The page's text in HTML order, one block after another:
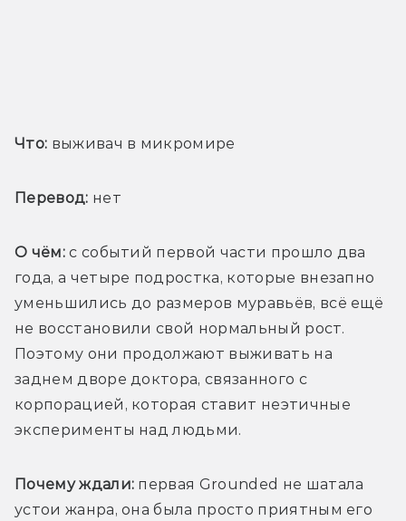
Что: выживач в микромире
Перевод: нет
О чём: с событий первой части прошло два
года, а четыре подростка, которые внезапно
уменьшились до размеров муравьёв, всё ещё
не восстановили свой нормальный рост.
Поэтому они продолжают выживать на
заднем дворе доктора, связанного с
корпорацией, которая ставит неэтичные
эксперименты над людьми.
Почему ждали: первая Grounded не шатала
устои жанра, она была просто приятным его